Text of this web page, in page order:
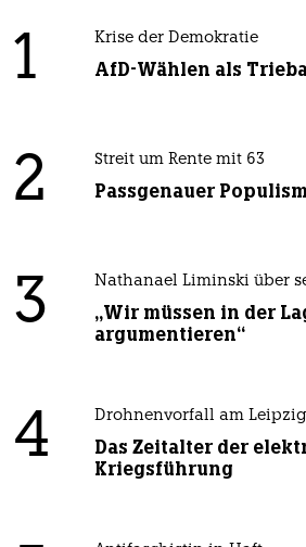
1 Krise der Demokratie
AfD-Wählen als
2 Streit um Rente mit 63
Passgenauer
3 Nathanael Liminski über
„Wir müssen in der
argumentieren“
4 Drohnenvorfall am
Das Zeitalter der
Kriegsführung